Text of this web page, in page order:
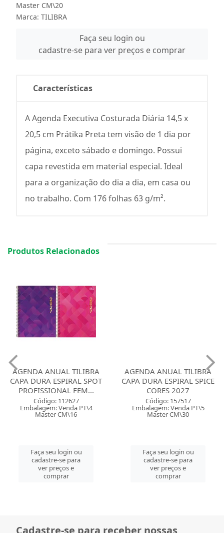
Master CM\20
Marca: TILIBRA
Faça seu login ou
cadastre-se para ver preços e comprar
Características
A Agenda Executiva Costurada Diária 14,5 x
20,5 cm Prátika Preta tem visão de 1 dia por
página, exceto sábado e domingo. Possui
capa revestida em material especial. Ideal
para a organização do dia a dia, em casa ou
no trabalho. Com 176 folhas 63 g/m².
Produtos Relacionados
AGENDA ANUAL TILIBRA
CAPA DURA ESPIRAL SPOT
PROFISSIONAL FEM...
Código: 112627
Embalagem: Venda PT\4
Master CM\16
Faça seu login ou
cadastre-se para
ver preços e
comprar
AGENDA ANUAL TILIBRA
CAPA DURA ESPIRAL SPICE
CORES 2027
Código: 157517
Embalagem: Venda PT\5
Master CM\30
Faça seu login ou
cadastre-se para
ver preços e
comprar
Cadastre-se para receber nossas